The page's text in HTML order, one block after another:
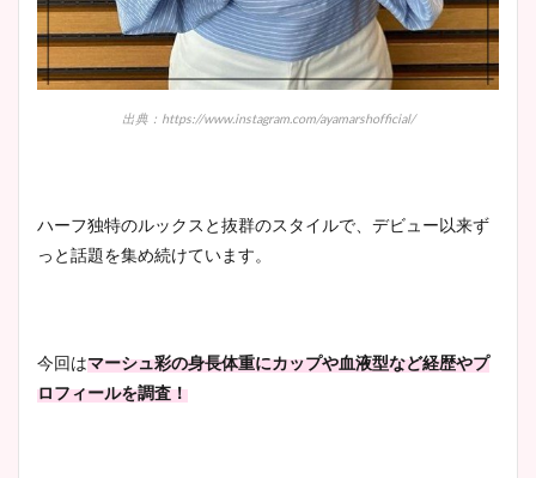
出典：https://www.instagram.com/ayamarshofficial/
ハーフ独特のルックスと抜群のスタイルで、デビュー以来ず
っと話題を集め続けています。
今回はマーシュ彩の身長体重にカップや血液型など経歴やプ
ロフィールを調査！